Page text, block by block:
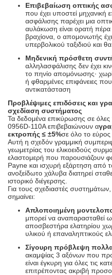
Επιβεβαίωση οπτικής
που έχει υποστεί μηχανική
ασφάλισης παρέχει μια
αυλάκωση είναι ορατή
βραχίονα, ο απομονωτής
υπερβολικού ταξιδιού και
Μηδενική πρόσθετη
αλληλασφάλισης δεν έχει
το πηνίο απομόνωσης·
ή φθαρμένες επιφάνειες
αντικατάσταση
Προβλέψιμες επιδόσεις και
σχεδίαση συστήματος
Τα δεδομένα επικύρωσης σε
0956D-110A επιβεβαιώνουν α
εκτροπής ≤ ±5%σε όλο το
Αυτή η σχεδόν γραμμική
γεωμετρίας του ελικοειδούς
ελαστομερή που παρουσιάζουν
Payne και ισχυρή εξάρτηση από
ανοξείδωτο χάλυβα διατηρεί
ιστορικό διέγερσης.
Για τους σχεδιαστές
σημαίνει:
Απλοποιημένη
μπορεί να αναπαρασταθεί
αποσβεστήρα ελατηρίου
υλικού ή επαναληπτικούς
Σίγουρη πρόβλεψη
ακαμψίας 3 αξόνων που
είναι έγκυρη για όλες τις
επιτρέποντας ακριβή